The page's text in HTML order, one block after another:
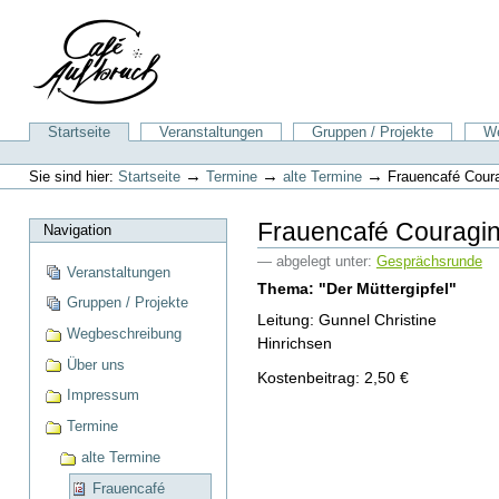
Navigation
SektionenStartseite Veranstaltungen Gruppen / Projekte
Benutzerspezifische
Werkzeuge
Sie sind hier: Startseite → Termine → alte Termine → Frauencafé
Navigation
Veranstaltungen
Gruppen / Projekte
Wegbeschreibung
Über uns
Impressum
Termine
alte Termine
Frauencafé
Frauencafé
— abgelegt unter: Gesprächsrunde
Thema: "Der Müttergipfel"
Leitung: Gunnel Christine
Hinrichsen
Kostenbeitrag: 2,50 €